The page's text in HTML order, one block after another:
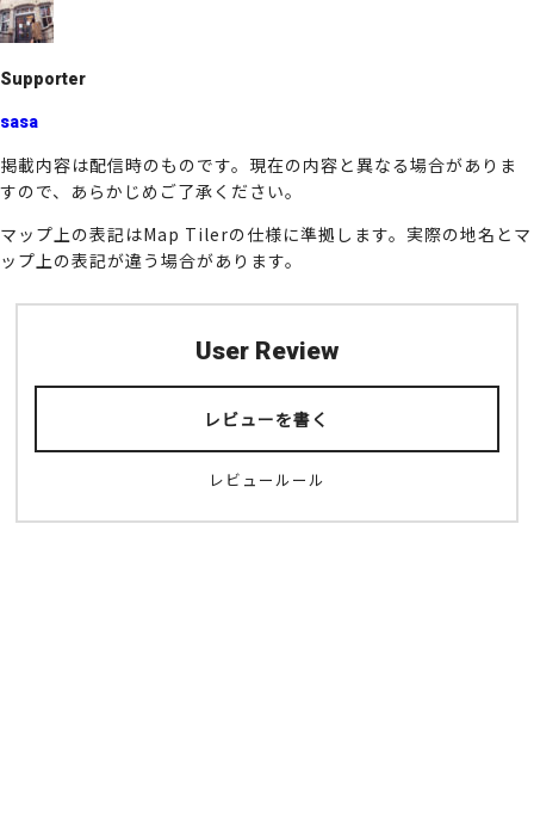
k
Supporter
sasa
掲載内容は配信時のものです。現在の内容と異なる場合がありま
すので、あらかじめご了承ください。
マップ上の表記はMap Tilerの仕様に準拠します。実際の地名とマ
ップ上の表記が違う場合があります。
User Review
レビューを書く
レビュールール